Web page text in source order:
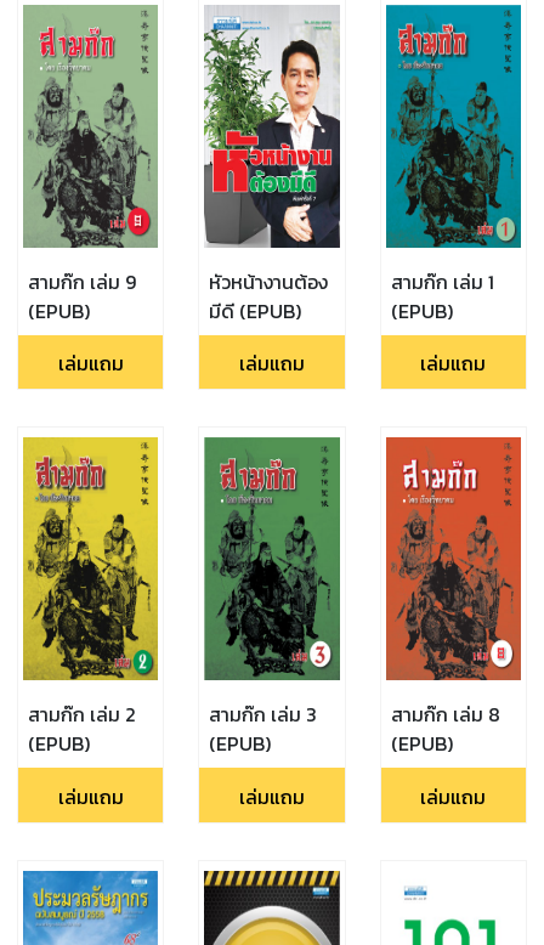
สามก๊ก เล่ม 9
(EPUB)
เล่มแถม
หัวหน้างานต้อง
มีดี (EPUB)
เล่มแถม
สามก๊ก เล่ม 1
(EPUB)
เล่มแถม
สามก๊ก เล่ม 2
(EPUB)
เล่มแถม
สามก๊ก เล่ม 3
(EPUB)
เล่มแถม
สามก๊ก เล่ม 8
(EPUB)
เล่มแถม